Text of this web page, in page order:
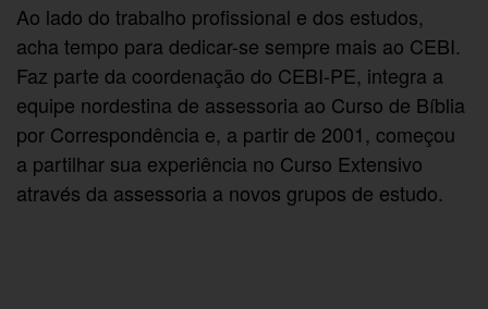
Ao lado do trabalho profissional e dos estudos,
acha tempo para dedicar-se sempre mais ao CEBI.
Faz parte da coordenação do CEBI-PE, integra a
equipe nordestina de assessoria ao Curso de Bíblia
por Correspondência e, a partir de 2001, começou
a partilhar sua experiência no Curso Extensivo
através da assessoria a novos grupos de estudo.